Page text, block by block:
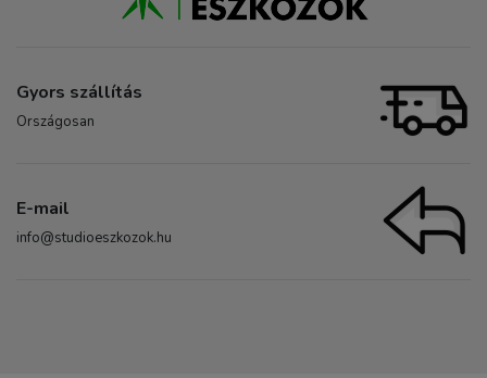
Gyors szállítás
Országosan
E-mail
info@studioeszkozok.hu